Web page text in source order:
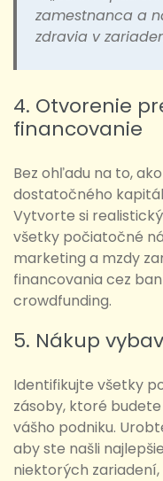
zamestnanca a
zdravia v
4. Otvorenie
financovanie
Bez ohľadu na to,
dostatočného
Vytvorte si
všetky počiatočné
marketing a mzdy
financovania cez
crowdfunding.
5. Nákup
Identifikujte všetky
zásoby, ktoré
vášho podniku.
aby ste našli
niektorých zariadení,